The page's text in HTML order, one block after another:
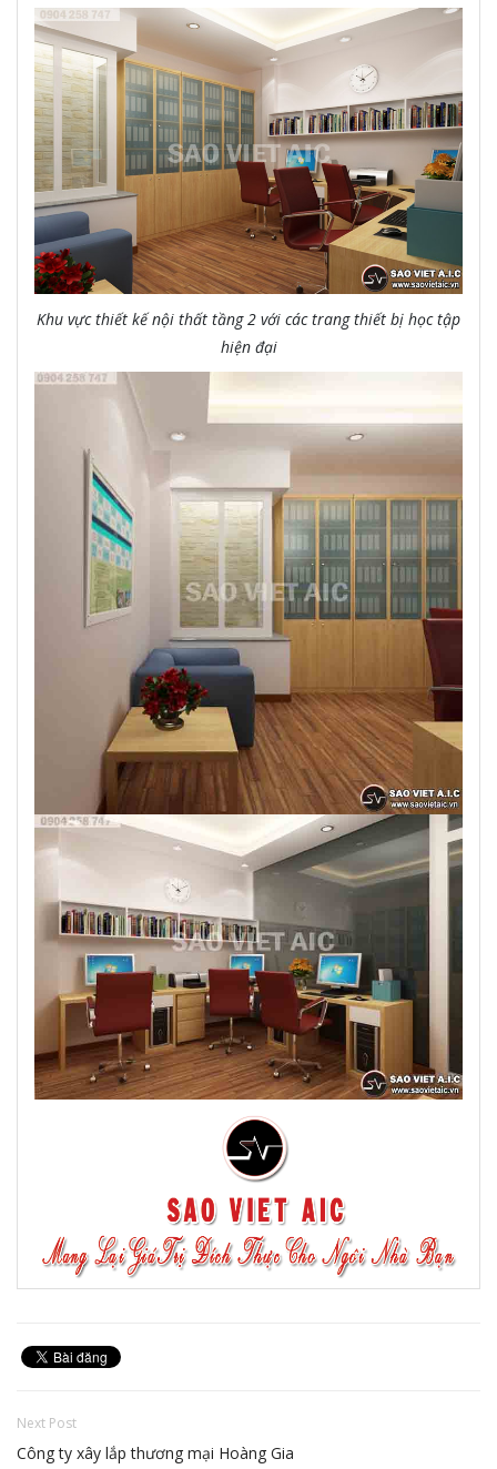
Khu vực thiết kế nội thất tầng 2 với các trang thiết bị học tập
hiện đại
Next Post
Công ty xây lắp thương mại Hoàng Gia